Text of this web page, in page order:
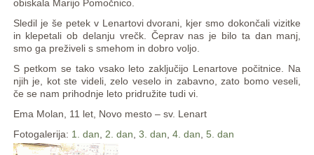
obiskala Marijo Pomočnico.
Sledil je še petek v Lenartovi dvorani, kjer smo dokončali vizitke
in klepetali ob delanju vrečk. Čeprav nas je bilo ta dan manj,
smo ga preživeli s smehom in dobro voljo.
S petkom se tako vsako leto zaključijo Lenartove počitnice. Na
njih je, kot ste videli, zelo veselo in zabavno, zato bomo veseli,
če se nam prihodnje leto pridružite tudi vi.
Ema Molan, 11 let, Novo mesto – sv. Lenart
Fotogalerija: 1. dan, 2. dan, 3. dan, 4. dan, 5. dan